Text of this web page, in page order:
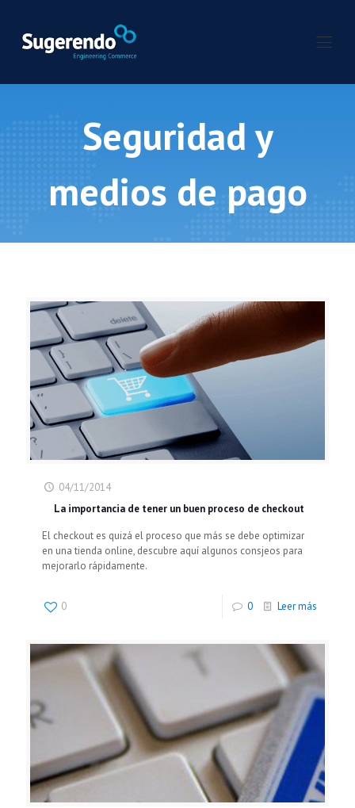
Seguridad y
medios de pago
04/11/2014
La importancia de tener un buen proceso de checkout
El checkout es quizá el proceso que más se debe optimizar
en una tienda online, descubre aquí algunos consjeos para
mejorarlo rápidamente.
0 0 Leer más